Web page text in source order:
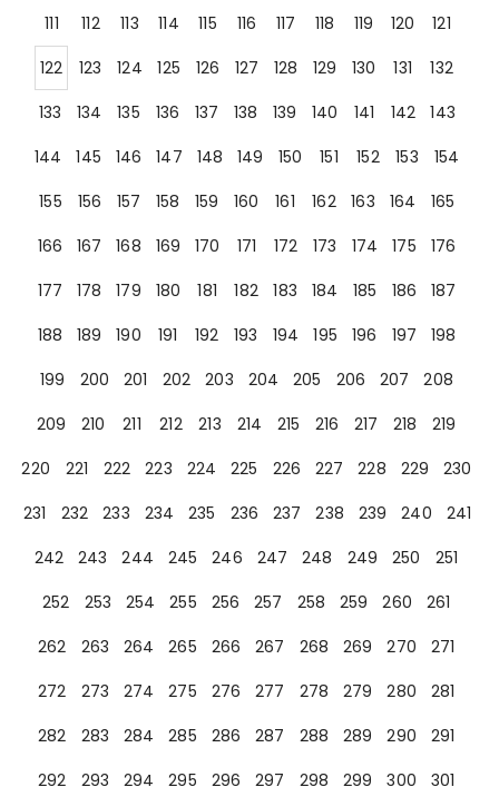
111
112 113 114 115 116 117 118 119 120
121
122
123 124 125 126 127 128 129 130 131
132
133
134 135 136 137 138 139 140 141 142
143
144
145 146 147 148 149 150 151 152 153
154
155
156 157 158 159 160 161 162 163 164
165
166
167 168 169 170 171 172 173 174 175
176
177
178 179 180 181 182 183 184 185 186
187
188
189 190 191 192 193 194 195 196 197
198
199
200 201 202 203 204 205 206 207
208
209
210 211 212 213 214 215 216 217 218
219
220
221 222 223 224 225 226 227 228 229
230
231
232 233 234 235 236 237 238 239 240
241
242
243 244 245 246 247 248 249 250
251
252
253 254 255 256 257 258 259 260
261
262
263 264 265 266 267 268 269 270
271
272
273 274 275 276 277 278 279 280
281
282
283 284 285 286 287 288 289 290
291
292
293 294 295 296 297 298 299 300 301